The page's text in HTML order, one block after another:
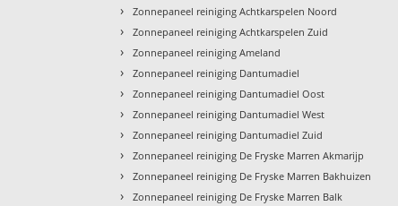
› Zonnepaneel reiniging Achtkarspelen Noord
› Zonnepaneel reiniging Achtkarspelen Zuid
› Zonnepaneel reiniging Ameland
› Zonnepaneel reiniging Dantumadiel
› Zonnepaneel reiniging Dantumadiel Oost
› Zonnepaneel reiniging Dantumadiel West
› Zonnepaneel reiniging Dantumadiel Zuid
› Zonnepaneel reiniging De Fryske Marren Akmarijp
› Zonnepaneel reiniging De Fryske Marren Bakhuizen
› Zonnepaneel reiniging De Fryske Marren Balk